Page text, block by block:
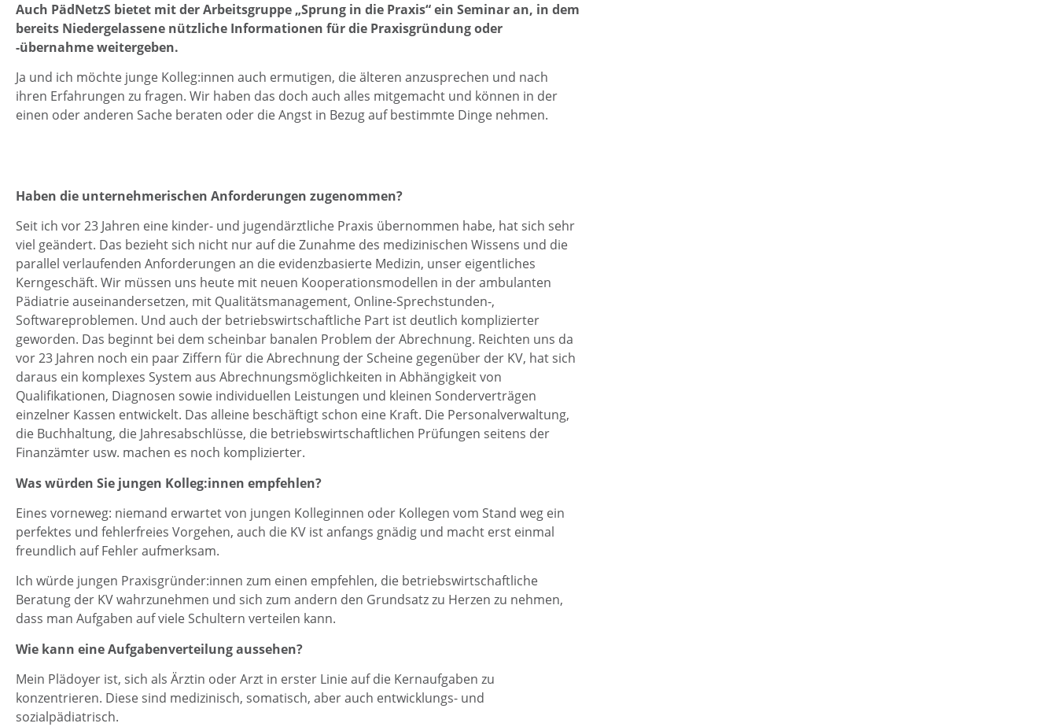
Auch PädNetzS bietet mit der Arbeitsgruppe „Sprung in die Praxis“ ein Seminar an, in dem
bereits Niedergelassene nützliche Informationen für die Praxisgründung oder
-übernahme weitergeben.
Ja und ich möchte junge Kolleg:innen auch ermutigen, die älteren anzusprechen und nach
ihren Erfahrungen zu fragen. Wir haben das doch auch alles mitgemacht und können in der
einen oder anderen Sache beraten oder die Angst in Bezug auf bestimmte Dinge nehmen.
Haben die unternehmerischen Anforderungen zugenommen?
Seit ich vor 23 Jahren eine kinder- und jugendärztliche Praxis übernommen habe, hat sich sehr
viel geändert. Das bezieht sich nicht nur auf die Zunahme des medizinischen Wissens und die
parallel verlaufenden Anforderungen an die evidenzbasierte Medizin, unser eigentliches
Kerngeschäft. Wir müssen uns heute mit neuen Kooperationsmodellen in der ambulanten
Pädiatrie auseinandersetzen, mit Qualitätsmanagement, Online-Sprechstunden-,
Softwareproblemen. Und auch der betriebswirtschaftliche Part ist deutlich komplizierter
geworden. Das beginnt bei dem scheinbar banalen Problem der Abrechnung. Reichten uns da
vor 23 Jahren noch ein paar Ziffern für die Abrechnung der Scheine gegenüber der KV, hat sich
daraus ein komplexes System aus Abrechnungsmöglichkeiten in Abhängigkeit von
Qualifikationen, Diagnosen sowie individuellen Leistungen und kleinen Sonderverträgen
einzelner Kassen entwickelt. Das alleine beschäftigt schon eine Kraft. Die Personalverwaltung,
die Buchhaltung, die Jahresabschlüsse, die betriebswirtschaftlichen Prüfungen seitens der
Finanzämter usw. machen es noch komplizierter.
Was würden Sie jungen Kolleg:innen empfehlen?
Eines vorneweg: niemand erwartet von jungen Kolleginnen oder Kollegen vom Stand weg ein
perfektes und fehlerfreies Vorgehen, auch die KV ist anfangs gnädig und macht erst einmal
freundlich auf Fehler aufmerksam.
Ich würde jungen Praxisgründer:innen zum einen empfehlen, die betriebswirtschaftliche
Beratung der KV wahrzunehmen und sich zum andern den Grundsatz zu Herzen zu nehmen,
dass man Aufgaben auf viele Schultern verteilen kann.
Wie kann eine Aufgabenverteilung aussehen?
Mein Plädoyer ist, sich als Ärztin oder Arzt in erster Linie auf die Kernaufgaben zu
konzentrieren. Diese sind medizinisch, somatisch, aber auch entwicklungs- und
sozialpädiatrisch.